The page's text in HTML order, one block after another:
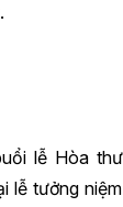
lễ Hòa
lễ tưởng